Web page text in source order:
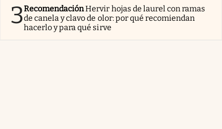
3RecomendaciónHervir hojas de laurel con ramas
de canela y clavo de olor: por qué recomiendan
hacerlo y para qué sirve